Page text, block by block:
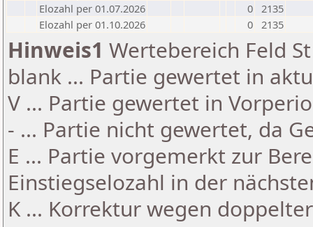
Elozahl per 01.07.2026
0 2135
Elozahl per 01.10.2026
0 2135
Hinweis1 Wertebereich Feld
blank ... Partie gewertet in
V ... Partie gewertet in
- ... Partie nicht gewertet, da
E ... Partie vorgemerkt zur
Einstiegselozahl in der
K ... Korrektur wegen